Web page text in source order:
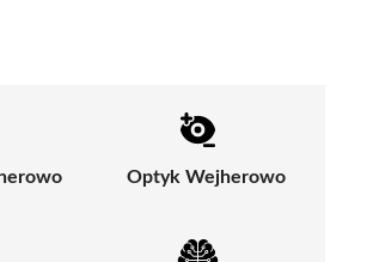
Optyk Wejherowo